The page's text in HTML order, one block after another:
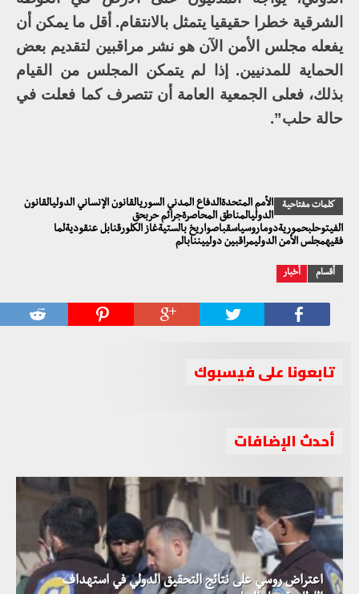
الشرقية خطرا حقيقيا يتمثل بالانتقام. أقل ما يمكن أن
يفعله مجلس الأمن الآن هو نشر مراقبين لتقديم بعض
الحماية للمدنيين. إذا لم يتمكن المجلس من القيام
بذلك، فعلى الجمعية العامة أن تتصرف كما فعلت في
حالة حلب”.
كلمات مفتاحية
الأمم المتحدةالدفاع المدني السوريالقانون الإنساني الدوليالقانون
الدوليالمناطق المحاصرةجرائم حربحق
الفيتوحلبحموريةدوماروسياسقباصواريخ بالستيةغاز الكلورقنابل عنقوديةلما
فقيهمجلس الأمن الدوليمراقبين دولييننابالم
أقسام أخبار
تابعونا على فيسبوك
أحدث الإضافات
اعتراض روسي على نتائج التحقيق الدولي في استهداف